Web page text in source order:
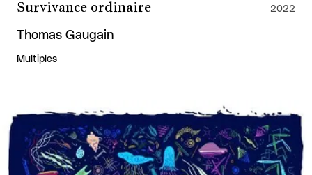
Survivance ordinaire
Thomas Gaugain
Multiples
2022